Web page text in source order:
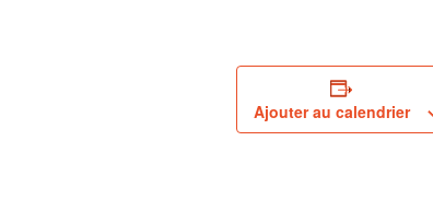
Ajouter au calendrier